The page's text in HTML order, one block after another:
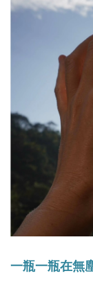
一瓶一瓶在無